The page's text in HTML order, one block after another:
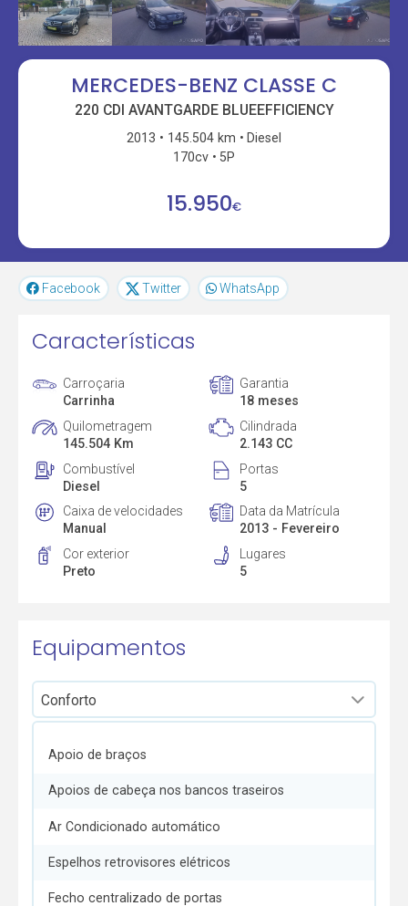
MERCEDES-BENZ CLASSE C
220 CDI AVANTGARDE BLUEEFFICIENCY
2013 145.504 km
Diesel
170cv
5P
15.950€
Facebook Twitter WhatsApp
Características
Carroçaria
Carrinha
Garantia
18 meses
Quilometragem
145.504 Km
Cilindrada
2.143 CC
Combustível
Diesel
Portas
5
Caixa de velocidades
Manual
Data da Matrícula
2013 - Fevereiro
Cor exterior
Preto
Lugares
5
Equipamentos
Apoio de braços
Apoios de cabeça nos bancos traseiros
Ar Condicionado automático
Espelhos retrovisores elétricos
Fecho centralizado de portas